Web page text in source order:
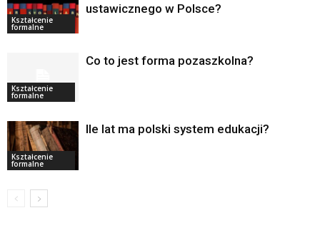
Kształcenie
formalne
ustawicznego w Polsce?
Kształcenie
formalne
Co to jest forma pozaszkolna?
Kształcenie
formalne
Ile lat ma polski system edukacji?